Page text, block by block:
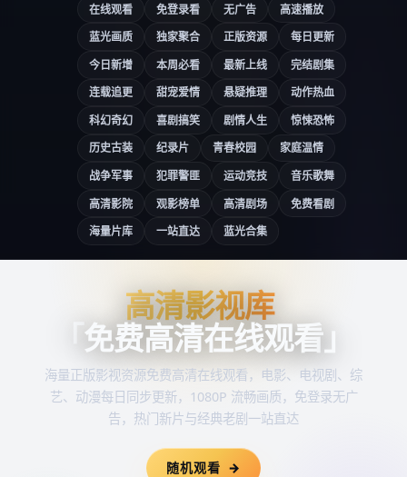
在线观看
免登录看 无广告
高速播放
蓝光画质
独家聚合 正版资源
每日更新
今日新增
本周必看 最新上线
完结剧集
连载追更
甜宠爱情 悬疑推理
动作热血
科幻奇幻
喜剧搞笑 剧情人生
惊悚恐怖
历史古装
纪录片 青春校园
家庭温情
战争军事
犯罪警匪 运动竞技
音乐歌舞
高清影院
观影榜单 高清剧场
免费看剧
海量片库
一站直达 蓝光合集
高清影视库
高清影视库
免费高清在线观看」
海量正版影视资源免费高清在线观看 ，电影、电视剧、综
艺、动漫每日同步更新，1080P 流畅画质，免登录无广
告，热门新片与经典老剧一站直达
随机观看